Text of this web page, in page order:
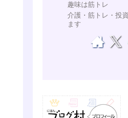
趣味は筋トレ
介護・筋トレ・投
ます